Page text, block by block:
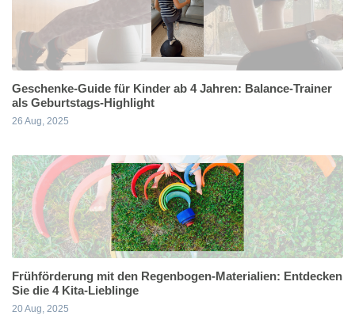
Geschenke-Guide für Kinder ab 4 Jahren: Balance-Trainer
als Geburtstags-Highlight
26 Aug, 2025
Frühförderung mit den Regenbogen-Materialien: Entdecken
Sie die 4 Kita-Lieblinge
20 Aug, 2025